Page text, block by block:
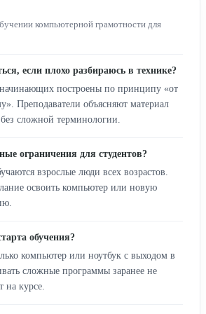
компьютерной грамотности для
если плохо разбираюсь в технике?
построены по принципу «от
Преподаватели объясняют материал
сложной терминологии.
ограничения для студентов?
взрослые люди всех возрастов.
освоить компьютер или новую
обучения?
компьютер или ноутбук с выходом в
сложные программы заранее не
на курсе.